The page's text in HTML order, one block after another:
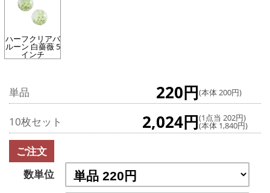
ハーフクリアバ
ルーン 白薔薇 5
インチ
単品 220円(本体 200円)
10枚セット 2,024円(1点当 202円)
(本体 1,840円)
ご注文
数単位